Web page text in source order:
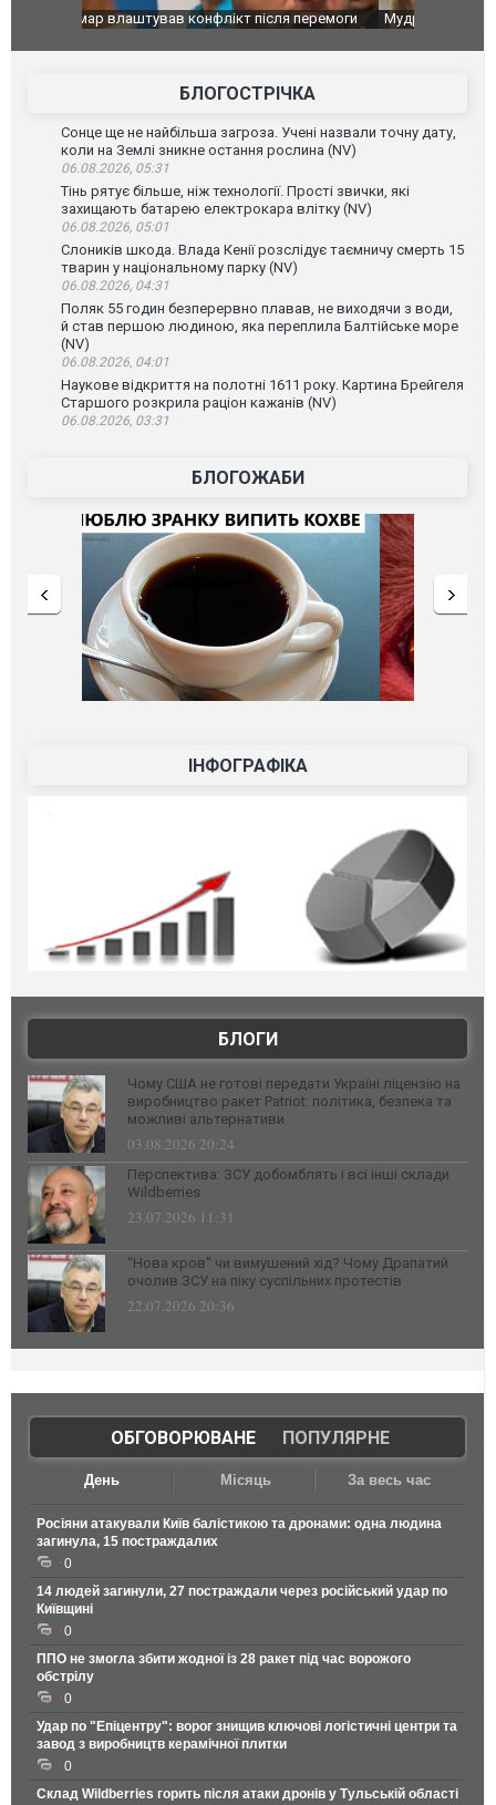
Мудрик провів перший матч за "Челсі" після
під час
Франції
БЛОГОСТРІЧКА
Сонце ще не найбільша загроза. Учені назвали точну дату,
коли на Землі зникне остання рослина (NV)
06.08.2026, 05:31
Тінь рятує більше, ніж технології. Прості звички, які
захищають батарею електрокара влітку (NV)
06.08.2026, 05:01
Слоників шкода. Влада Кенії розслідує таємничу смерть 15
тварин у національному парку (NV)
06.08.2026, 04:31
Поляк 55 годин безперервно плавав, не виходячи з води,
й став першою людиною, яка переплила Балтійське море
(NV)
06.08.2026, 04:01
Наукове відкриття на полотні 1611 року. Картина Брейгеля
Старшого розкрила раціон кажанів (NV)
06.08.2026, 03:31
БЛОГОЖАБИ
ІНФОГРАФІКА
БЛОГИ
Чому США не готові передати Україні ліцензію на
виробництво ракет Patriot: політика, безпека та
можливі альтернативи
03.08.2026 20:24
Перспектива: ЗСУ добомблять і всі інші склади
Wildberries
23.07.2026 11:31
“Нова кров” чи вимушений хід? Чому Драпатий
очолив ЗСУ на піку суспільних протестів
22.07.2026 20:36
ОБГОВОРЮВАНЕ| ПОПУЛЯРНЕ
День Місяць За весь час
Росіяни атакували Київ балістикою та дронами: одна людина
загинула, 15 постраждалих
0
14 людей загинули, 27 постраждали через російський удар по
Київщині
0
ППО не змогла збити жодної із 28 ракет під час ворожого
обстрілу
0
Удар по "Епіцентру": ворог знищив ключові логістичні центри та
завод з виробництв керамічної плитки
0
Склад Wildberries горить після атаки дронів у Тульській області